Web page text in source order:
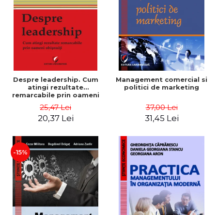
Despre leadership. Cum
atingi rezultate
remarcabile prin oameni
25,47 Lei
20,37 Lei
Management comercial si
politici de marketing
37,00 Lei
31,45 Lei
-15%